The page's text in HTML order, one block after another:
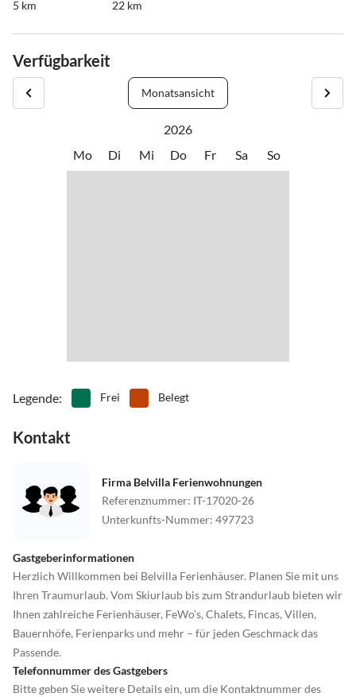
5 km 22 km
Verfügbarkeit
Monatsansicht
2026
Mo
Di Mi Do Fr Sa So
Legende: Frei Belegt
Kontakt
Firma Belvilla Ferienwohnungen
Referenznummer: IT-17020-26
Unterkunfts-Nummer: 497723
Gastgeberinformationen
Herzlich Willkommen bei Belvilla Ferienhäuser. Planen Sie mit uns
Ihren Traumurlaub. Vom Skiurlaub bis zum Strandurlaub bieten wir
Ihnen zahlreiche Ferienhäuser, FeWo’s, Chalets, Fincas, Villen,
Bauernhöfe, Ferienparks und mehr – für jeden Geschmack das
Passende.
Telefonnummer des Gastgebers
Bitte geben Sie weitere Details ein, um die Kontaktnummer des